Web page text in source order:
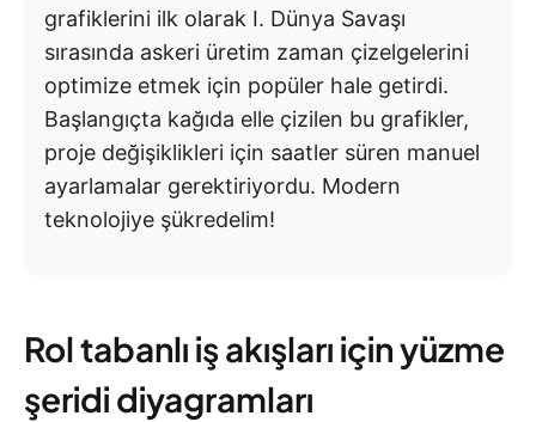
grafiklerini ilk olarak I. Dünya Savaşı
sırasında askeri üretim zaman çizelgelerini
optimize etmek için popüler hale getirdi.
Başlangıçta kağıda elle çizilen bu grafikler,
proje değişiklikleri için saatler süren manuel
ayarlamalar gerektiriyordu. Modern
teknolojiye şükredelim!
Rol tabanlı iş akışları için yüzme
şeridi diyagramları